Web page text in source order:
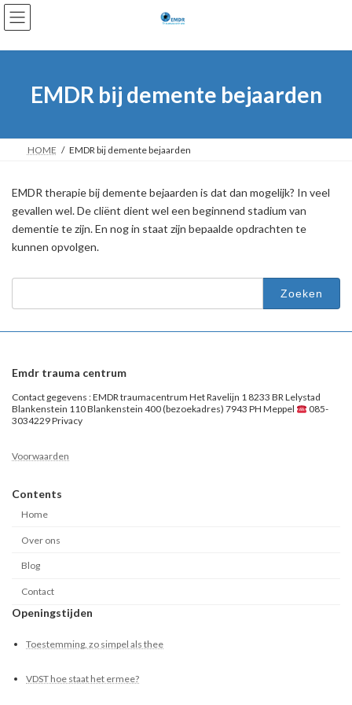
Ga
naar
de
Ga
naar
de
EMDR bij demente bejaarden
HOME EMDR bij demente bejaarden
EMDR therapie bij demente bejaarden is dat dan mogelijk? In veel
gevallen wel. De cliënt dient wel een beginnend stadium van
dementie te zijn. En nog in staat zijn bepaalde opdrachten te
kunnen opvolgen.
Zoeken
Emdr trauma centrum
Contact gegevens : EMDR traumacentrum Het Ravelijn 1 8233 BR Lelystad
Blankenstein 110 Blankenstein 400 (bezoekadres) 7943 PH Meppel
085-
3034229 Privacy
Voorwaarden
Contents
Home
Over ons
Blog
Contact
Openingstijden
Toestemming, zo simpel als thee
VDST hoe staat het ermee?